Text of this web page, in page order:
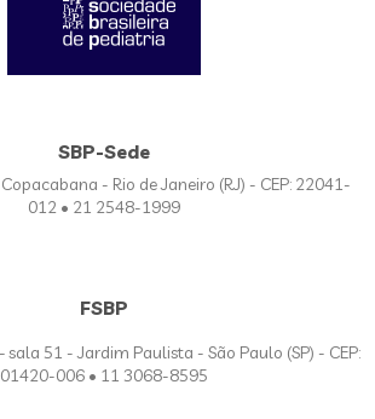
SBP-Sede
- Rio de Janeiro (RJ) - CEP: 22041-
012 • 21 2548-1999
FSBP
51 - Jardim Paulista - São Paulo (SP) - CEP:
01420-006 • 11 3068-8595